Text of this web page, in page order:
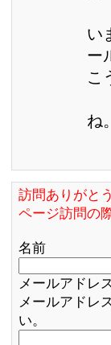
い
ー
こ
ね。
訪問ありがと
ページ訪問の
名前
メールアドレ
メールアドレ
い。